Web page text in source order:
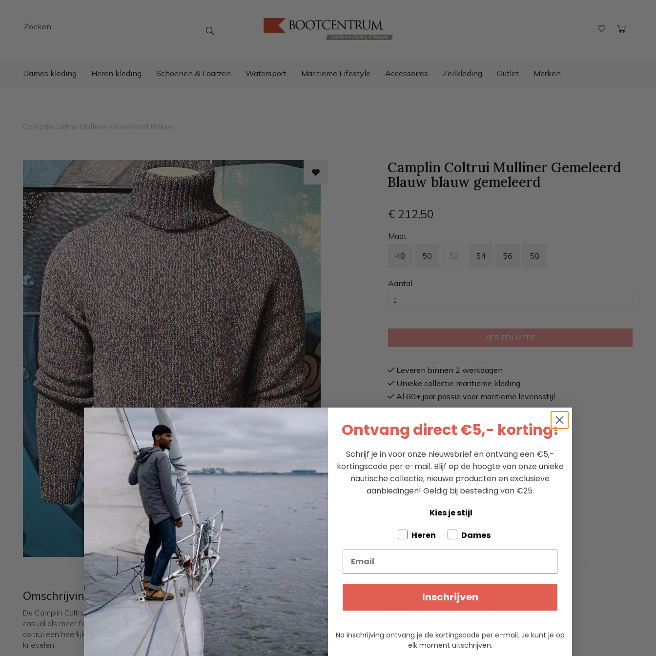
Zoeken
Dames kleding Heren kleding Schoenen & Laarzen Watersport Maritieme Lifestyle Accessoires Zeilkleding Outlet Merken
Camplin Coltrui Mulliner Gemeleerd Blauw
Camplin Coltrui Mulliner Gemeleerd
Blauw blauw gemeleerd
€ 212,50
Maat
48 50 52 54 56 58
Aantal
KIES EEN OPTIE
Leveren binnen 2 werkdagen
Unieke collectie maritieme kleding
Al 60+ jaar passie voor maritieme levensstijl
Omschrijving
De Camplin Coltrui Mulliner is een stijlvolle en comfortabele trui, perfect voor zowel
casual als meer formele gelegenheden. Gemaakt van 100% merinowol, biedt deze
coltrui een heerlijk gevoel op de huid en zorgt het voor optimale warmte zonder te
kriebelen.
Specificaties
Materiaal
100% merino wol
Voorraad
5
Ontvang direct €5,- korting!
Schrijf je in voor onze nieuwsbrief en ontvang een €5,-
kortingscode per e-mail. Blijf op de hoogte van onze unieke
nautische collectie, nieuwe producten en exclusieve
aanbiedingen! Geldig bij besteding van €25.
Kies je stijl
Tell us about your pets
Heren
Dames
Inschrijven
Na inschrijving ontvang je de kortingscode per e-mail. Je kunt je op
elk moment uitschrijven.